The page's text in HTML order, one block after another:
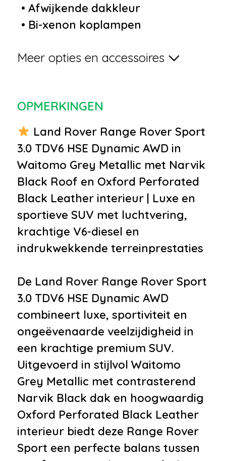
• Afwijkende dakkleur
• Bi-xenon koplampen
met afstandsbediening
•Elektrisch glazen
schuif-/kanteldak
• Elektronische
remkrachtverdeling
•Keyless entry
•Lichtmetalen velgen 22"
Metaalkleur
• Parkeersensor voor en achter
Achterspoiler
•
Buitenspiegels elektrisch
inklapbaar
Buitenspiegels elektrisch
verstel- en verwarmbaar
Bumpers in carrosseriekleur
•Dimlichten automatisch
• Getint glas
• Koplampreiniging
• LED achterlichten
LED dagrijverlichting
•
Mistlampen voor
•Sport uitlaat
Meer opties en accessoires
OPMERKINGEN
Land Rover Range Rover Sport
3.0 TDV6 HSE Dynamic AWD in
Waitomo Grey Metallic met Narvik
Black Roof en Oxford Perforated
Black Leather interieur | Luxe en
sportieve SUV met luchtvering,
krachtige V6-diesel en
indrukwekkende terreinprestaties
De Land Rover Range Rover Sport
3.0 TDV6 HSE Dynamic AWD
combineert luxe, sportiviteit en
ongeëvenaarde veelzijdigheid in
een krachtige premium SUV.
Uitgevoerd in stijlvol Waitomo
Grey Metallic met contrasterend
Narvik Black dak en hoogwaardig
Oxford Perforated Black Leather
interieur biedt deze Range Rover
Sport een perfecte balans tussen